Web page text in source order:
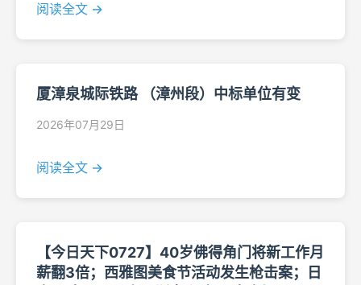
阅读全文 →
厦漳泉城际铁路 （漳州段）中标单位有变
2026年07月29日
阅读全文 →
【今日天下0727】40岁佛得角门将新工作月
薪翻3倍；西雅图美食节活动发生枪击案；日